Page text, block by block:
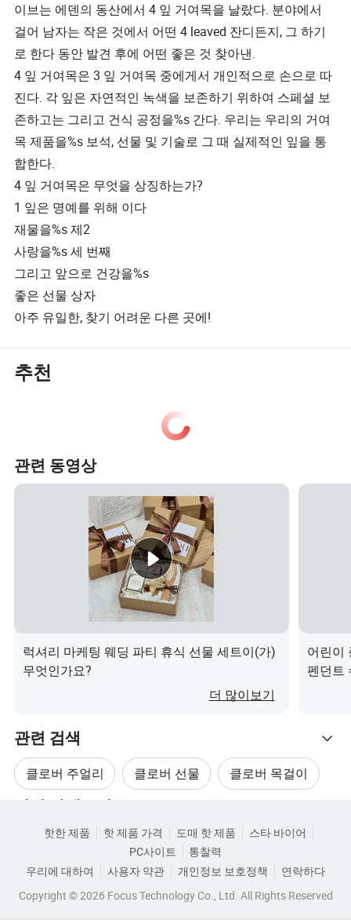
이브는 에덴의 동산에서 4 잎 거여목을 날랐다. 분야에서
걸어 남자는 작은 것에서 어떤 4 leaved 잔디든지, 그 하기
로 한다 동안 발견 후에 어떤 좋은 것 찾아낸.
4 잎 거여목은 3 잎 거여목 중에게서 개인적으로 손으로 따
진다. 각 잎은 자연적인 녹색을 보존하기 위하여 스페셜 보
존하고는 그리고 건식 공정을%s 간다. 우리는 우리의 거여
목 제품을%s 보석, 선물 및 기술로 그 때 실제적인 잎을 통
합한다.
4 잎 거여목은 무엇을 상징하는가?
1 잎은 명예를 위해 이다
재물을%s 제2
사랑을%s 세 번째
그리고 앞으로 건강을%s
좋은 선물 상자
아주 유일한, 찾기 어려운 다른 곳에!
추천
관련 동영상
럭셔리 마케팅 웨딩 파티 휴식 선물 세트이(가)
무엇인가요?
더 많이보기
어린이
펜던트
관련 검색
클로버 주얼리 클로버 선물 클로버 목걸이
카테고리로 찾아보기
핫한 제품 핫 제품 가격 도매 핫 제품
스타 바이어
PC사이트
통찰력
우리에 대하여
사용자 약관 개인정보 보호정책
연락하다
Copyright © 2026 Focus Technology Co., Ltd. All Rights Reserved